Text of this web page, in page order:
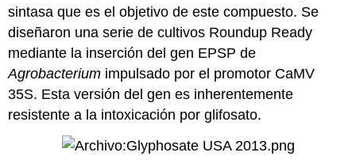
sintasa que es el objetivo de este compuesto. Se
diseñaron una serie de cultivos Roundup Ready
mediante la inserción del gen EPSP de
Agrobacterium impulsado por el promotor CaMV
35S. Esta versión del gen es inherentemente
resistente a la intoxicación por glifosato.